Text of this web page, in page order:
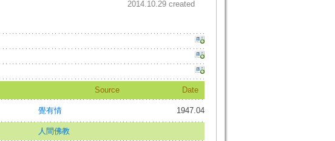
2014.10.29 created
Source
Date
覺有情 1947.04
人間佛教